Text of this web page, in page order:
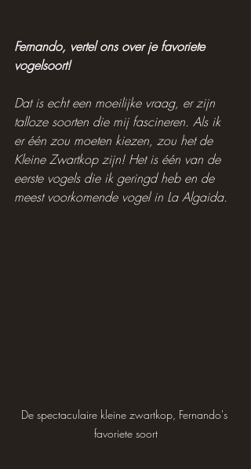
Fernando, vertel ons over je favoriete
vogelsoort!
Dat is echt een moeilijke vraag, er zijn
talloze soorten die mij fascineren. Als ik
er één zou moeten kiezen, zou het de
Kleine Zwartkop zijn! Het is één van de
eerste vogels die ik geringd heb en de
meest voorkomende vogel in La Algaida.
De spectaculaire kleine zwartkop, Fernando's
favoriete soort